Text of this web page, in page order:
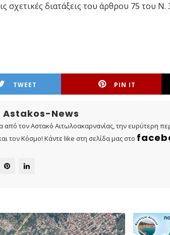
σχετικές διατάξεις του άρθρου 75 του Ν.
TWEET PIN IT
Astakos-News
από τον Αστακό Αιτωλοακαρνανίας, την ευρύτερη
τον Κόσμο! Κάντε like στη σελίδα μας στο